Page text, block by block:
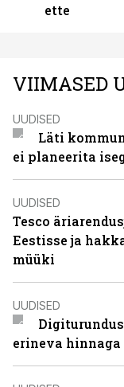
ette
VIIMASED
UUDISED
Läti
ei planeerita
UUDISED
Tesco
Eestisse ja
müüki
UUDISED
erineva hinnaga